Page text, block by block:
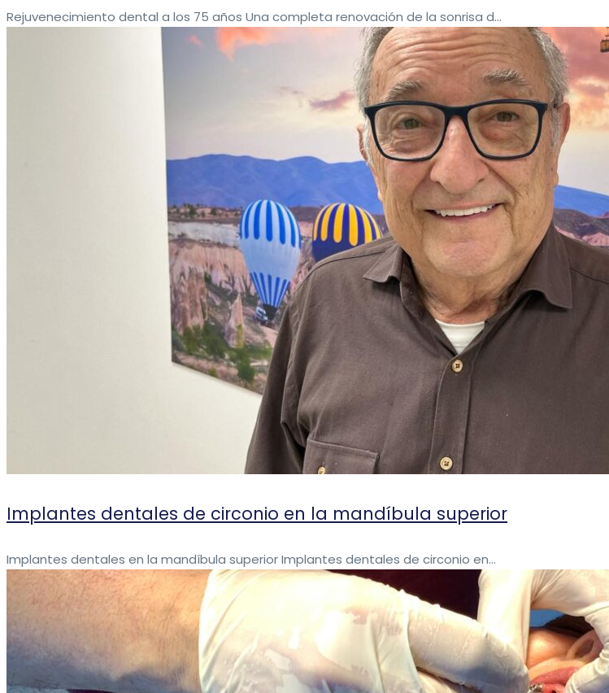
Rejuvenecimiento dental a los 75 años Una completa renovación de la sonrisa d...
Implantes dentales de circonio en la mandíbula superior
Implantes dentales en la mandíbula superior Implantes dentales de circonio en...